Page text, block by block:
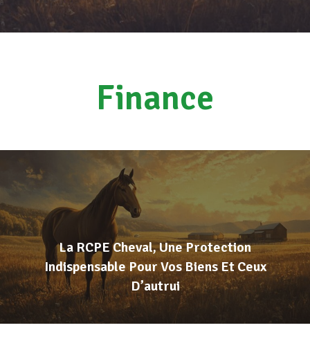
Finance
La RCPE Cheval, Une Protection
Indispensable Pour Vos Biens Et Ceux
D’autrui